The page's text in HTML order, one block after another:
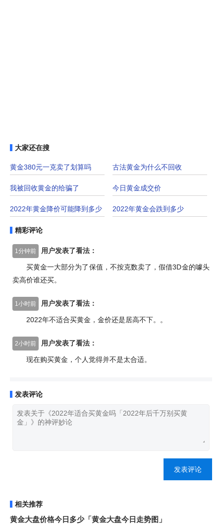
大家还在搜
黄金380元一克卖了划算吗 古法黄金为什么不回收
我被回收黄金的给骗了 今日黄金成交价
2022年黄金降价可能降到多少 2022年黄金会跌到多少
精彩评论
1分钟前 用户发表了看法：
买黄金一大部分为了保值，不按克数卖了，假借3D金的噱头
卖高价谁还买。
1小时前 用户发表了看法：
2022年不适合买黄金，金价还是居高不下。。
2小时前 用户发表了看法：
现在购买黄金，个人觉得并不是太合适。
发表评论
发表评论
相关推荐
黄金大盘价格今日多少「黄金大盘今日走势图」